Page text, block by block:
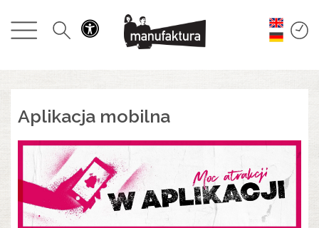
WYDARZENIA
ROZRYWKA
RESTAURACJE
Aplikacja mobilna